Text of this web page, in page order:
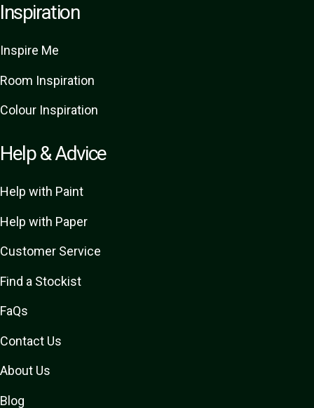
Inspiration
Inspire Me
Room Inspiration
Colour Inspiration
Help & Advice
Help with Paint
Help with Paper
Customer Service
Find a Stockist
FaQs
Contact Us
About Us
Blog